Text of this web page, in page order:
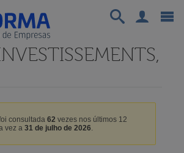
consultada 62 vezes nos últimos 12
vez a 31 de julho de 2026.